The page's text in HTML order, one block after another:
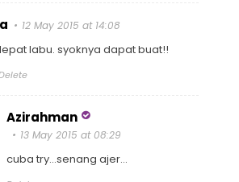
12 May 2015 at 14:08
labu. syoknya dapat buat!!
Azirahman
13 May 2015 at 08:29
cuba try...senang ajer...